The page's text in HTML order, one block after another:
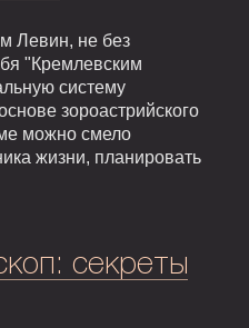
Левин, не без
"Кремлевским
систему
зороастрийского
можно смело
жизни, планировать
секреты